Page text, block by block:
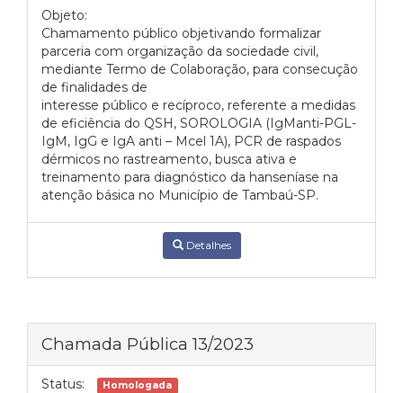
Objeto:
Chamamento público objetivando formalizar
parceria com organização da sociedade civil,
mediante Termo de Colaboração, para consecução
de finalidades de
interesse público e recíproco, referente a medidas
de eficiência do QSH, SOROLOGIA (IgManti-PGL-
IgM, IgG e IgA anti – Mcel 1A), PCR de raspados
dérmicos no rastreamento, busca ativa e
treinamento para diagnóstico da hanseníase na
atenção básica no Município de Tambaú-SP.
Detalhes
Chamada Pública 13/2023
Status: Homologada